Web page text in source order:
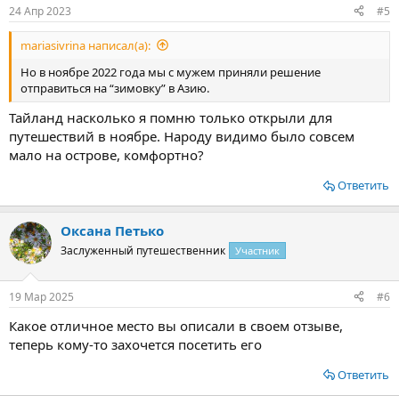
24 Апр 2023 #5
mariasivrina написал(а):
Но в ноябре 2022 года мы с мужем приняли решение
отправиться на “зимовку” в Азию.
Тайланд насколько я помню только открыли для
путешествий в ноябре. Народу видимо было совсем
мало на острове, комфортно?
Ответить
Оксана Петько
Заслуженный путешественник Участник
19 Мар 2025 #6
Какое отличное место вы описали в своем отзыве,
теперь кому-то захочется посетить его
Ответить